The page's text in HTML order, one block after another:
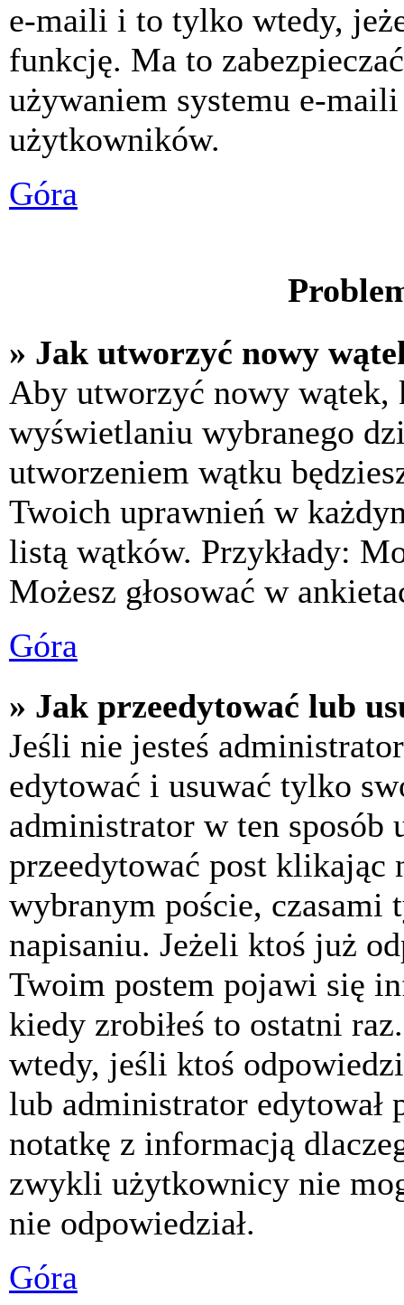
e-maili i to tylko wtedy,
funkcję. Ma to
używaniem systemu e-
użytkowników.
Góra
» Jak utworzyć nowy
Aby utworzyć nowy
wyświetlaniu wybranego
utworzeniem wątku
Twoich uprawnień w
listą wątków. Przykłady:
Możesz głosować w
Góra
» Jak przeedytować lub
Jeśli nie jesteś
edytować i usuwać tylko
administrator w ten sposób
przeedytować post klikając
wybranym poście, czasami
napisaniu. Jeżeli ktoś już
Twoim postem pojawi się
kiedy zrobiłeś to ostatni
wtedy, jeśli ktoś
lub administrator edytował
notatkę z informacją
zwykli użytkownicy nie
nie odpowiedział.
Góra